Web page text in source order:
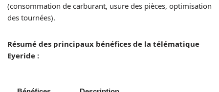
(consommation de carburant, usure des pièces, optimisation
des tournées).
Résumé des principaux bénéfices de la télématique
Eyeride :